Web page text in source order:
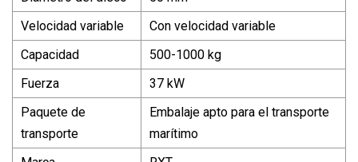
Velocidad variable
Con velocidad variable
Capacidad
500-1000 kg
Fuerza
37 kW
Paquete de
transporte
Embalaje apto para el transporte
marítimo